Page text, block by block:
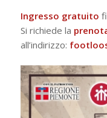
Ingresso gratuito
Si richiede la
all’indirizzo: